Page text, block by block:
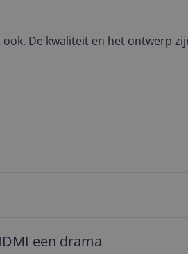
De kwaliteit en het ontwerp
een drama